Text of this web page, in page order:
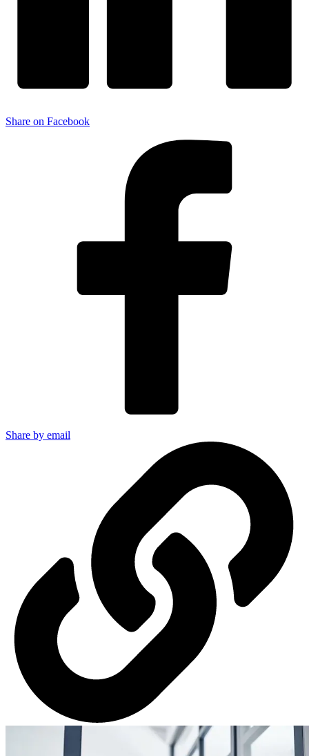
Share on Facebook
Share by email